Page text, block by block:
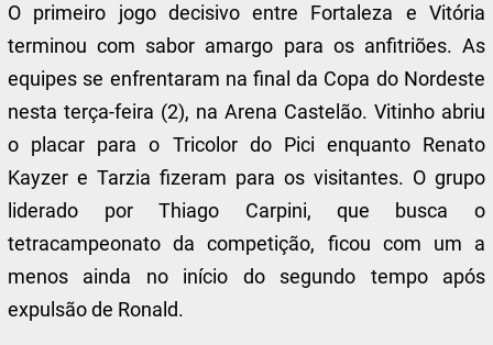
O primeiro jogo decisivo entre Fortaleza e Vitória
terminou com sabor amargo para os anfitriões. As
equipes se enfrentaram na final da Copa do Nordeste
nesta terça-feira (2), na Arena Castelão. Vitinho abriu
o placar para o Tricolor do Pici enquanto Renato
Kayzer e Tarzia fizeram para os visitantes. O grupo
liderado por Thiago Carpini, que busca o
tetracampeonato da competição, ficou com um a
menos ainda no início do segundo tempo após
expulsão de Ronald.